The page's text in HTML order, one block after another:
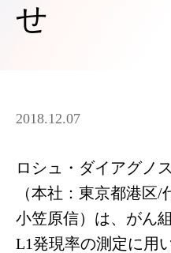
せ
2018.12.07
ロシュ・ダイアグノ
（本社：東京都港区/
小笠原信）は、がん
L1発現率の測定に用